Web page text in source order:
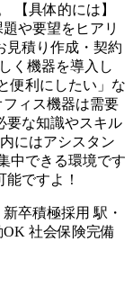
【具体的には】
や要望をヒアリ
見積り作成・契約
く機器を導入し
便利にしたい」な
ィス機器は需要
要な知識やスキル
にはアシスタン
中できる環境です
ですよ！
新卒積極採用 駅・
OK 社会保険完備